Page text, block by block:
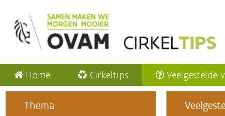
Home Cirkeltips Veelgestelde
Thema